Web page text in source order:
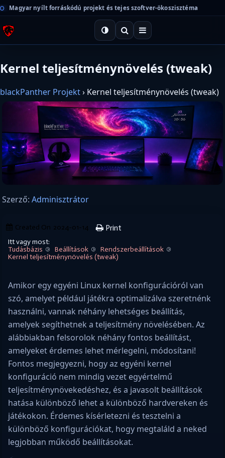
Magyar nyílt forráskódú projekt és tejes szoftver-ökoszisztéma
Kernel teljesítménynövelés (tweak)
blackPanther Projekt› Kernel teljesítménynövelés (tweak)
Szerző: Adminisztrátor
Created On 2024-01-14 Print
Itt vagy most:
Tudásbázis
Beállítások
Rendszerbeállítások
Kernel teljesítménynövelés (tweak)
Amikor egy egyéni Linux kernel konfigurációról van
szó, amelyet például játékra optimalizálva szeretnénk
használni, vannak néhány lehetséges beállítás,
amelyek segíthetnek a teljesítmény növelésében. Az
alábbiakban felsorolok néhány fontos beállítást,
amelyeket érdemes lehet mérlegelni, módosítani!
Fontos megjegyezni, hogy az egyéni kernel
konfiguráció nem mindig vezet egyértelmű
teljesítménynövekedéshez, és a javasolt beállítások
hatása különböző lehet a különböző hardvereken és
játékokon. Érdemes kísérletezni és tesztelni a
különböző konfigurációkat, hogy megtaláld a neked
legjobban működő beállításokat.